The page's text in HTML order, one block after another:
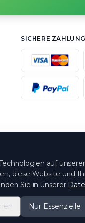
SICHERE ZAHLUNG
GmbH - Alle Rechte
auf
diese Website und
Sie in unserer
Nur Essenzielle